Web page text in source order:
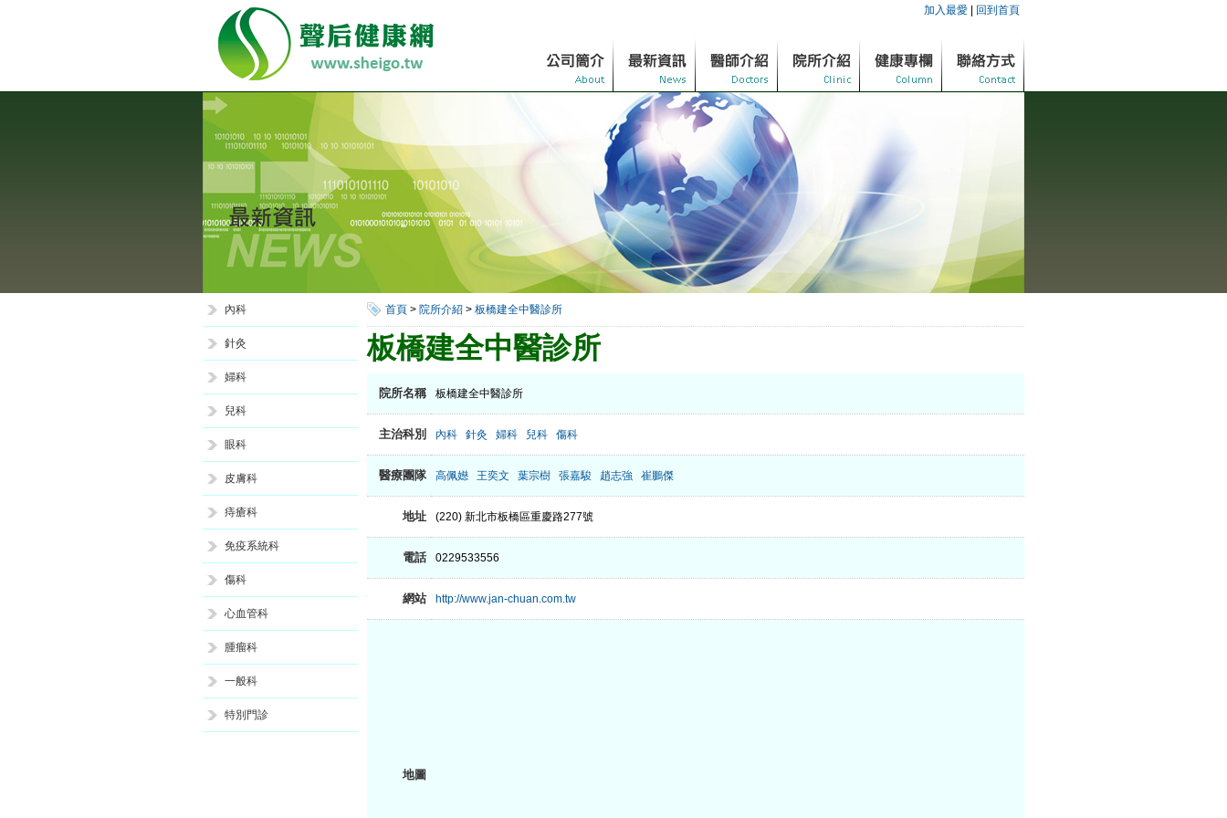
加入最愛 回到首頁
內科
針灸
婦科
兒科
眼科
皮膚科
痔瘡科
免疫系統科
傷科
心血管科
腫瘤科
一般科
特別門診
首頁 > 院所介紹 > 板橋建全中醫診所
板橋建全中醫診所
院所名稱 板橋建全中醫診所
主治科別 內科 針灸 婦科 兒科 傷科
醫療團隊 高佩嬨 王奕文 葉宗樹 張嘉駿 趙志強 崔鵬傑
地址 (220) 新北市板橋區重慶路277號
電話 0229533556
網站 http://www.jan-chuan.com.tw
地圖